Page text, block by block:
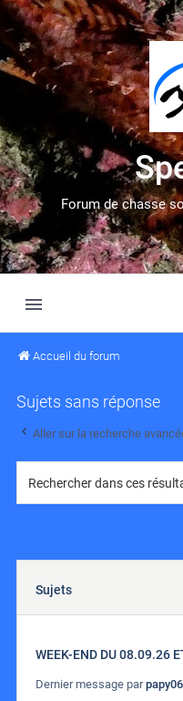
Forum de chasse
Accueil du forum
Sujets sans réponse
Aller sur la recherche
Sujets
WEEK-END DU 08.09.26
Dernier message parpapy06